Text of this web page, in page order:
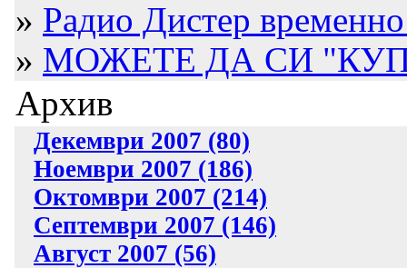
» Радио Дистер временно
» МОЖЕТЕ ДА СИ
Архив
Декември 2007 (80)
Ноември 2007 (186)
Октомври 2007 (214)
Септември 2007 (146)
Август 2007 (56)